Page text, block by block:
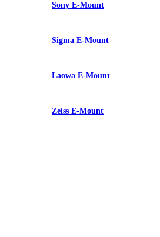
Sony E-Mount
Sigma E-Mount
Laowa E-Mount
Zeiss E-Mount